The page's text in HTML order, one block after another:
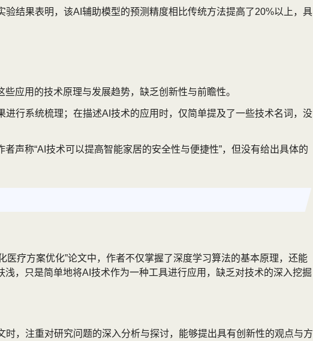
结果表明，该AI辅助模型的预测精度相比传统方法提高了20%以上，具
应用的技术原理与发展趋势，缺乏创新性与前瞻性。
行系统梳理；在描述AI技术的应用时，仅简单提及了一些技术名词，没
声称“AI技术可以提高智能家居的安全性与便捷性”，但没有给出具体的
疗方案优化”论文中，作者不仅掌握了深度学习算法的基本原理，还能
，只是简单地将AI技术作为一种工具进行应用，缺乏对技术的深入挖掘
，注重对研究问题的深入分析与探讨，能够提出具有创新性的观点与方